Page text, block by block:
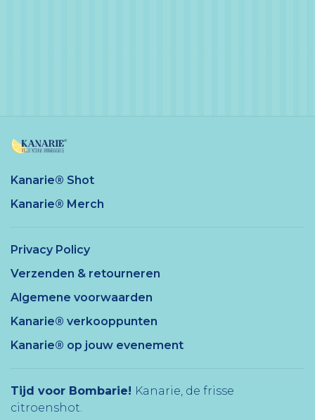
Kanarie® Shot
Kanarie® Merch
Privacy Policy
Verzenden & retourneren
Algemene voorwaarden
Kanarie® verkooppunten
Kanarie® op jouw evenement
Tijd voor Bombarie! Kanarie, de frisse
citroenshot.